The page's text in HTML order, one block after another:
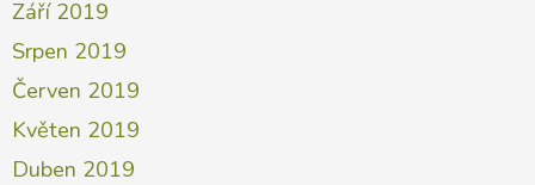
Září 2019
Srpen 2019
Červen 2019
Květen 2019
Duben 2019